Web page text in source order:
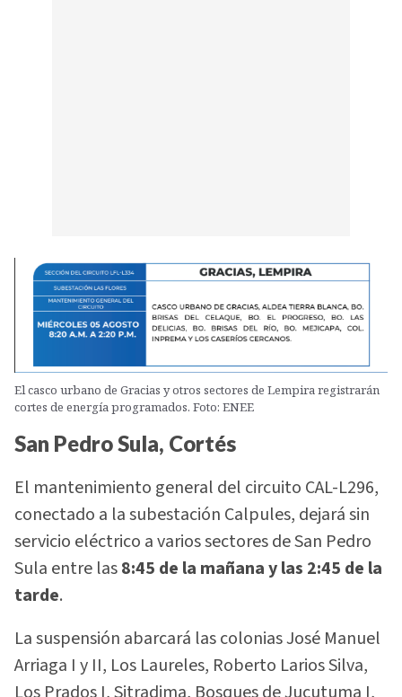
El casco urbano de Gracias y otros sectores de Lempira registrarán
cortes de energía programados. Foto: ENEE
San Pedro Sula, Cortés
El mantenimiento general del circuito CAL-L296,
conectado a la subestación Calpules, dejará sin
servicio eléctrico a varios sectores de San Pedro
Sula entre las8:45 de la mañana y las 2:45 de la
tarde.
La suspensión abarcará las colonias José Manuel
Arriaga I y II, Los Laureles, Roberto Larios Silva,